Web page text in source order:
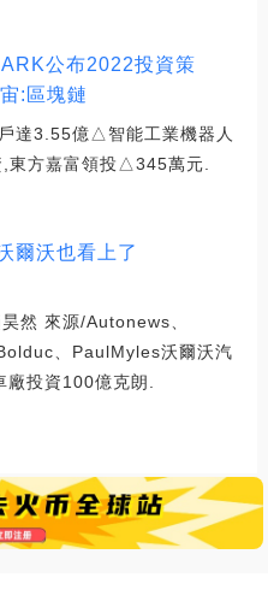
公布2022投資策
:區塊鏈
達3.55億△智能工業機器人
東方嘉富領投△345萬元.
爾沃也看上了
然 來源/Autonews、
、PaulMyles沃爾沃汽
投資100億克朗.